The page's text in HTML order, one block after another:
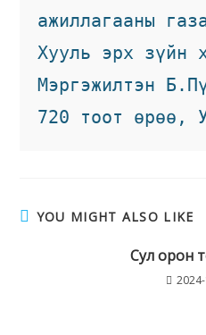
ажиллагааны
Хууль эрх зүйн
Мэргэжилтэн
720 тоот өрөө,
YOU MIGHT ALSO LIKE
Сул орон